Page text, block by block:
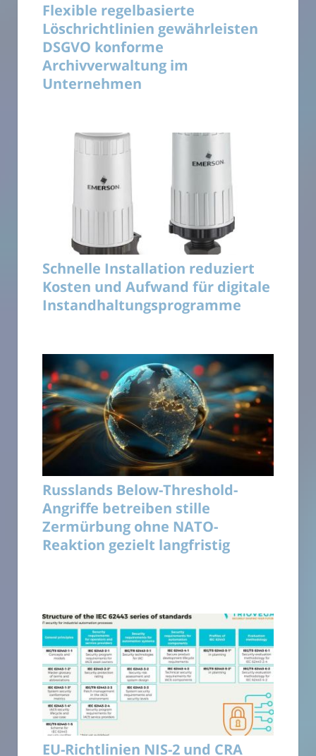
Flexible regelbasierte
Löschrichtlinien gewährleisten
DSGVO konforme
Archivverwaltung im
Unternehmen
Schnelle Installation reduziert
Kosten und Aufwand für digitale
Instandhaltungsprogramme
Russlands Below-Threshold-
Angriffe betreiben stille
Zermürbung ohne NATO-
Reaktion gezielt langfristig
EU-Richtlinien NIS-2 und CRA